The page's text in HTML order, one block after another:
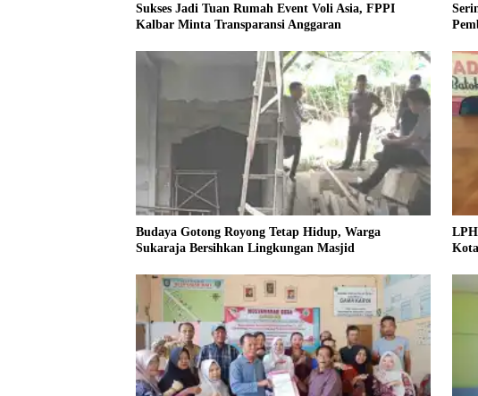
Sukses Jadi Tuan Rumah Event Voli Asia, FPPI
Kalbar Minta Transparansi Anggaran
Budaya Gotong Royong Tetap Hidup, Warga
Sukaraja Bersihkan Lingkungan Masjid